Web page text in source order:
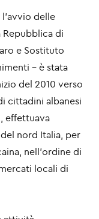
delle
Repubblica di
e Sostituto
– è stata
del 2010 verso
cittadini albanesi
effettuava
nord Italia, per
nell’ordine di
locali di